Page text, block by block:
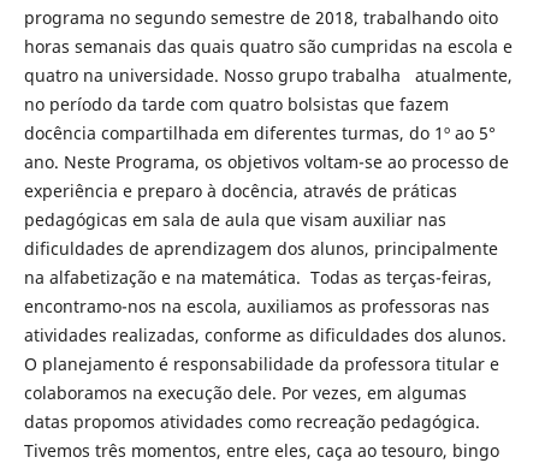
programa no segundo semestre de 2018, trabalhando oito
horas semanais das quais quatro são cumpridas na escola e
quatro na universidade. Nosso grupo trabalha atualmente,
no período da tarde com quatro bolsistas que fazem
docência compartilhada em diferentes turmas, do 1º ao 5°
ano. Neste Programa, os objetivos voltam-se ao processo de
experiência e preparo à docência, através de práticas
pedagógicas em sala de aula que visam auxiliar nas
dificuldades de aprendizagem dos alunos, principalmente
na alfabetização e na matemática. Todas as terças-feiras,
encontramo-nos na escola, auxiliamos as professoras nas
atividades realizadas, conforme as dificuldades dos alunos.
O planejamento é responsabilidade da professora titular e
colaboramos na execução dele. Por vezes, em algumas
datas propomos atividades como recreação pedagógica.
Tivemos três momentos, entre eles, caça ao tesouro, bingo